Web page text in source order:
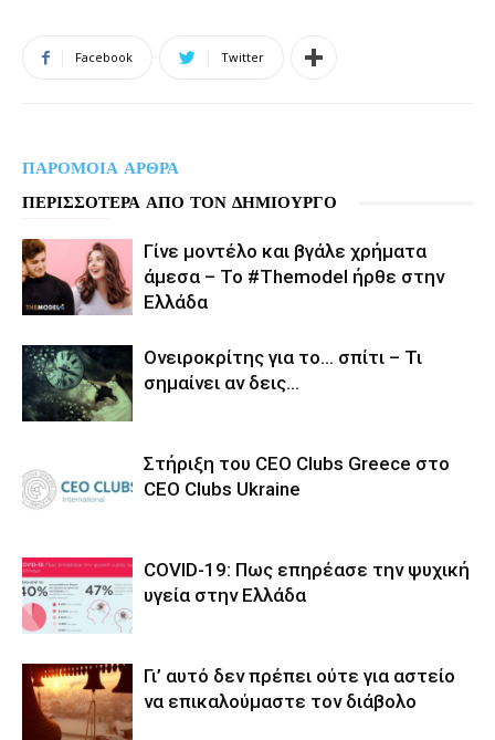
Facebook Twitter
ΠΑΡΟΜΟΙΑ ΑΡΘΡΑ
ΠΕΡΙΣΣΟΤΕΡΑ ΑΠΟ ΤΟΝ ΔΗΜΙΟΥΡΓΟ
Γίνε μοντέλο και βγάλε χρήματα
άμεσα – Το #Themodel ήρθε στην
Ελλάδα
Ονειροκρίτης για το… σπίτι – Τι
σημαίνει αν δεις…
Στήριξη του CEO Clubs Greece στο
CEO Clubs Ukraine
COVID-19: Πως επηρέασε την ψυχική
υγεία στην Ελλάδα
Γι’ αυτό δεν πρέπει ούτε για αστείο
να επικαλούμαστε τον διάβολο